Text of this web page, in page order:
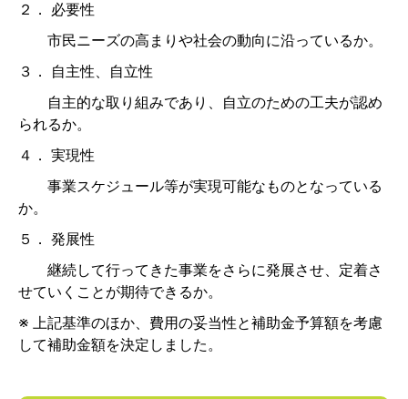
２． 必要性
市民ニーズの高まりや社会の動向に沿っているか。
３． 自主性、自立性
自主的な取り組みであり、自立のための工夫が認め
られるか。
４． 実現性
事業スケジュール等が実現可能なものとなっている
か。
５． 発展性
継続して行ってきた事業をさらに発展させ、定着さ
せていくことが期待できるか。
※ 上記基準のほか、費用の妥当性と補助金予算額を考慮
して補助金額を決定しました。